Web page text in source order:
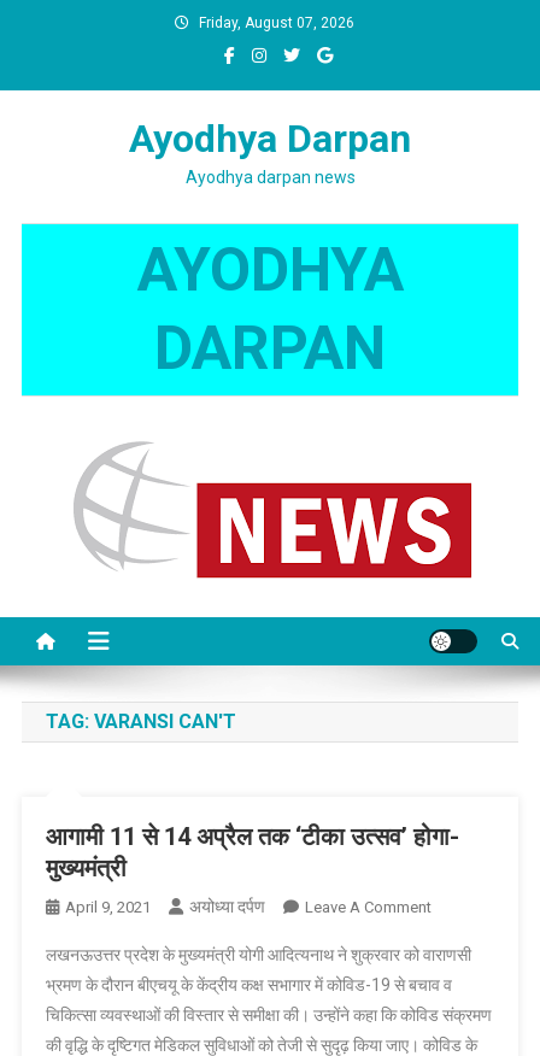
Friday, August 07, 2026
Ayodhya Darpan
Ayodhya darpan news
AYODHYA
DARPAN
TAG: VARANSI CAN'T
आगामी 11 से 14 अप्रैल तक ‘टीका उत्सव’ होगा-
मुख्यमंत्री
April 9, 2021 अयोध्या दर्पण Leave A CommentOn
11
से
14
अप्रैल
लखनऊउत्तर प्रदेश के मुख्यमंत्री योगी आदित्यनाथ ने शुक्रवार को वाराणसी
भ्रमण के दौरान बीएचयू के केंद्रीय कक्ष सभागार में कोविड-19 से बचाव व
चिकित्सा व्यवस्थाओं की विस्तार से समीक्षा की। उन्होंने कहा कि कोविड संक्रमण
की वृद्धि के दृष्टिगत मेडिकल सुविधाओं को तेजी से सुदृढ़ किया जाए। कोविड के